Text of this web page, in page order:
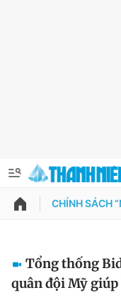
QUẢNG CÁO
Thông tin tài
Đổi mật khẩu
CHÍNH SÁCH
Tổng thống
quân đội Mỹ